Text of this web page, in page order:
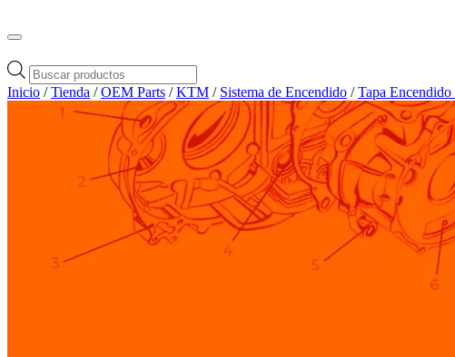
Búsqueda
de
productos
Inicio /Tienda /OEM Parts /KTM / Sistema de Encendido /Tapa